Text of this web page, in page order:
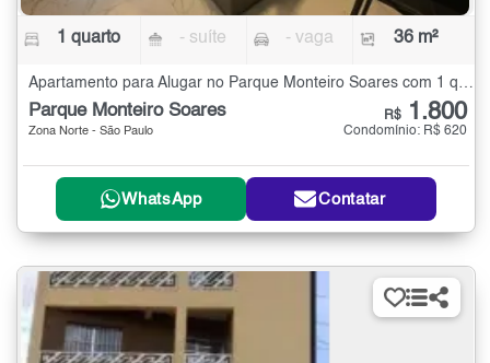
1 quarto - suíte - vaga 36 m²
Apartamento para Alugar no Parque Monteiro Soares com 1 quarto - 36 m²
Parque Monteiro Soares
Zona Norte - São Paulo
R$ 1.800
Condomínio: R$ 620
WhatsApp Contatar